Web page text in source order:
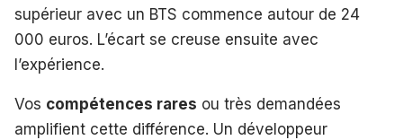
supérieur avec un BTS commence autour de 24
000 euros. L’écart se creuse ensuite avec
l’expérience.
Vos compétences rares ou très demandées
amplifient cette différence. Un développeur